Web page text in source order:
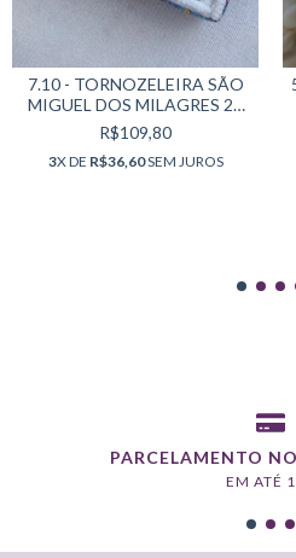
7.10 - TORNOZELEIRA SÃO
MIGUEL DOS MILAGRES 25
CM
R$109,80
3X DE R$36,60SEM JUROS
PARCELAMENTO
EM ATÉ